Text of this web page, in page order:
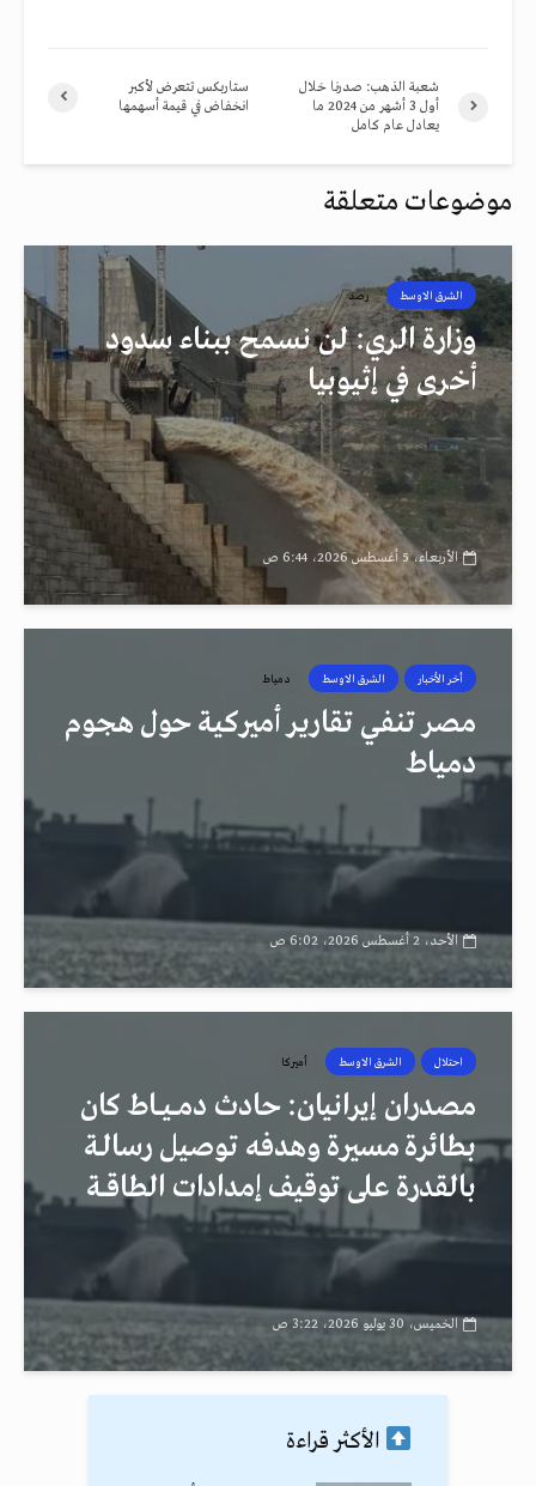
ستاربكس تتعرض لأكبر
انخفاض في قيمة أسهمها
شعبة الذهب: صدرنا خلال
أول 3 أشهر من 2024 ما
يعادل عام كامل
موضوعات متعلقة
الشرق الاوسط رصد
وزارة الري: لن نسمح ببناء سدود
أخرى في إثيوبيا
الأربعاء، 5 أغسطس 2026، 6:44 ص
أخر الأخبار الشرق الاوسط دمياط
مصر تنفي تقارير أميركية حول هجوم
دمياط
الأحد، 2 أغسطس 2026، 6:02 ص
احتلال الشرق الاوسط أميركا
مصدران إيرانيان: حادث دمــيــاط كان
بطائرة مسيرة وهدفه توصيل رسالـة
بالقدرة على توقيف إمدادات الطاقــة
الخميس، 30 يوليو 2026، 3:22 ص
الأكثر قراءة